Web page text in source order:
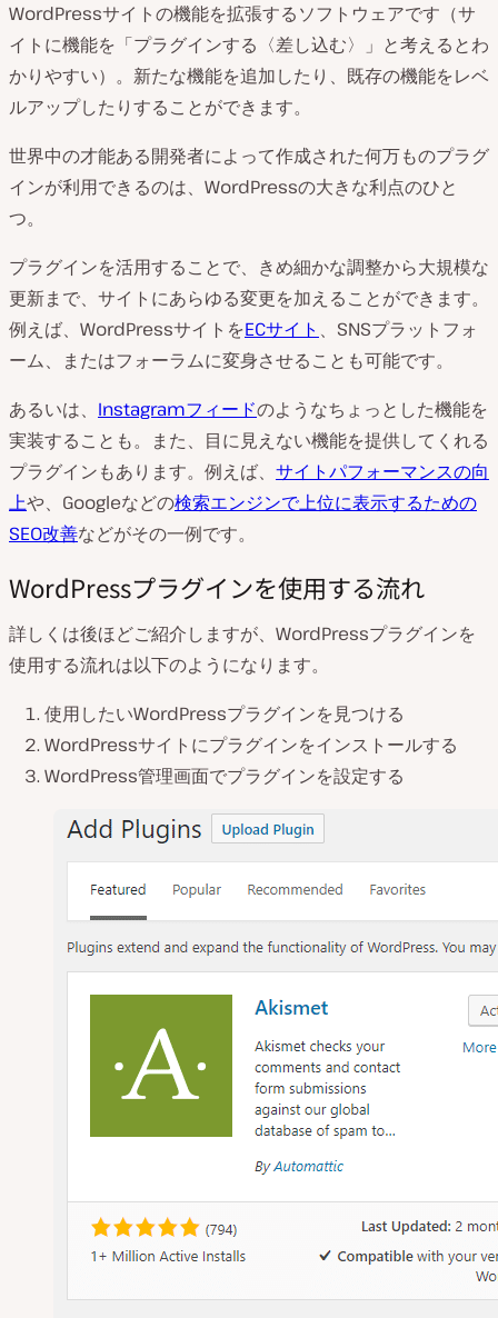
WordPressサイトの機能を拡張するソフトウェアです（サ
イトに機能を「プラグインする〈差し込む〉」と考えるとわ
かりやすい）。新たな機能を追加したり、既存の機能をレベ
ルアップしたりすることができます。
世界中の才能ある開発者によって作成された何万ものプラグ
インが利用できるのは、WordPressの大きな利点のひと
つ。
プラグインを活用することで、きめ細かな調整から大規模な
更新まで、サイトにあらゆる変更を加えることができます。
例えば、WordPressサイトをECサイト 、SNSプラットフォ
ーム、またはフォーラムに変身させることも可能です。
あるいは、 Instagramフィードのようなちょっとした機能を
実装することも。また、目に見えない機能を提供してくれる
プラグインもあります。例えば、 サイトパフォーマンスの向
上や、Googleなどの検索エンジンで上位に表示するための
SEO改善などがその一例です。
WordPressプラグインを使用する流れ
詳しくは後ほどご紹介しますが、WordPressプラグインを
使用する流れは以下のようになります。
使用したいWordPressプラグインを見つける
WordPressサイトにプラグインをインストールする
WordPress管理画面でプラグインを設定する